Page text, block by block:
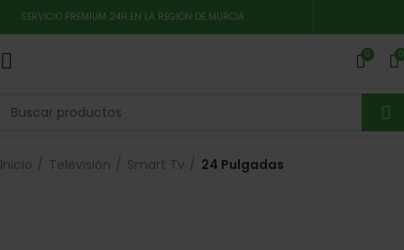
SERVICIO PREMIUM 24H EN LA REGIÓN DE MURCIA
0 0
Inicio Televisión Smart Tv 24 Pulgadas